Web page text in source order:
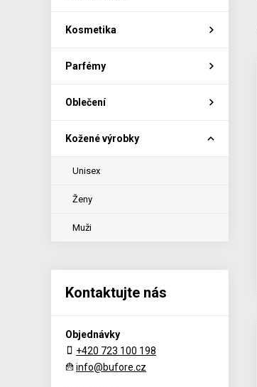
Kosmetika
Parfémy
Oblečení
Kožené výrobky
Unisex
Ženy
Muži
Kontaktujte nás
Objednávky
+420 723 100 198
info@bufore.cz